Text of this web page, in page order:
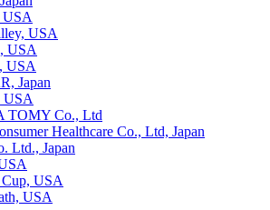
USA
USA
USA
USA
Japan
USA
TOMY Co., Ltd
Healthcare Co., Ltd, Japan
Ltd., Japan
USA
USA